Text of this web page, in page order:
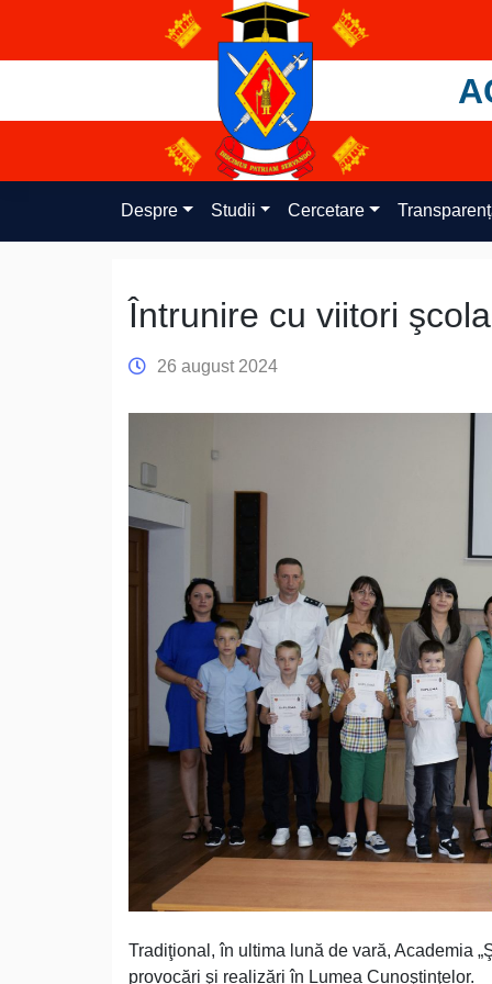
content
Despre Studii Cercetare
Întrunire cu viitori
26 august 2024
Tradiţional, în ultima lună de vară, Academia
provocări şi realizări în Lumea Cunoştinţelor.